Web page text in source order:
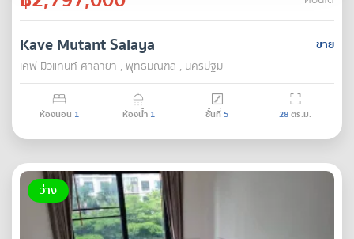
ขาย
Kave Mutant Salaya
เคฟ มิวแทนท์ ศาลายา , พุทธมณฑล , นครปฐม
ห้องนอน 1 ห้องน้ำ 1 ชั้นที่5 28ตร.ม.
ว่าง